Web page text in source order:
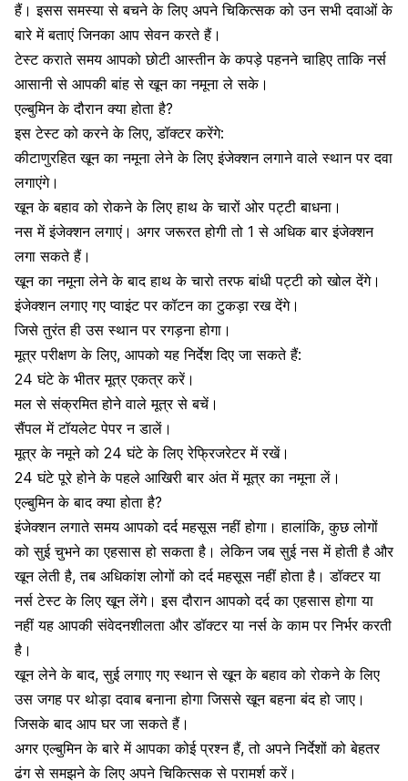
हैं। इसस समस्या से बचने के लिए अपने चिकित्सक को उन सभी दवाओं के
बारे में बताएं जिनका आप सेवन करते हैं।
टेस्ट कराते समय आपको छोटी आस्तीन के कपड़े पहनने चाहिए ताकि नर्स
आसानी से आपकी बांह से खून का नमूना ले सके।
एल्बुमिन के दौरान क्या होता है?
इस टेस्ट को करने के लिए, डॉक्टर करेंगे:
कीटाणुरहित खून का नमूना लेने के लिए इंजेक्शन लगाने वाले स्थान पर दवा
लगाएंगे।
खून के बहाव को रोकने के लिए हाथ के चारों ओर पट्टी बाधना।
नस में इंजेक्शन लगाएं। अगर जरूरत होगी तो 1 से अधिक बार इंजेक्शन
लगा सकते हैं।
खून का नमूना लेने के बाद हाथ के चारो तरफ बांधी पट्टी को खोल देंगे।
इंजेक्शन लगाए गए प्वाइंट पर कॉटन का टुकड़ा रख देंगे।
जिसे तुरंत ही उस स्थान पर रगड़ना होगा।
मूत्र परीक्षण के लिए, आपको यह निर्देश दिए जा सकते हैं:
24 घंटे के भीतर मूत्र एकत्र करें।
मल से संक्रमित होने वाले मूत्र से बचें।
सैंपल में टॉयलेट पेपर न डालें।
मूत्र के नमूने को 24 घंटे के लिए रेफ्रिजरेटर में रखें।
24 घंटे पूरे होने के पहले आखिरी बार अंत में मूत्र का नमूना लें।
एल्बुमिन के बाद क्या होता है?
इंजेक्शन लगाते समय आपको दर्द महसूस नहीं होगा। हालांकि, कुछ लोगों
को सुई चुभने का एहसास हो सकता है। लेकिन जब सुई नस में होती है और
खून लेती है, तब अधिकांश लोगों को दर्द महसूस नहीं होता है। डॉक्टर या
नर्स टेस्ट के लिए खून लेंगे। इस दौरान आपको दर्द का एहसास होगा या
नहीं यह आपकी संवेदनशीलता और डॉक्टर या नर्स के काम पर निर्भर करती
है।
खून लेने के बाद, सुई लगाए गए स्थान से खून के बहाव को रोकने के लिए
उस जगह पर थोड़ा दवाब बनाना होगा जिससे खून बहना बंद हो जाए।
जिसके बाद आप घर जा सकते हैं।
अगर एल्बुमिन के बारे में आपका कोई प्रश्न हैं, तो अपने निर्देशों को बेहतर
ढंग से समझने के लिए अपने चिकित्सक से परामर्श करें।